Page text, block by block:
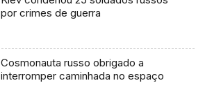
por crimes de guerra
Cosmonauta russo obrigado a
interromper caminhada no espaço